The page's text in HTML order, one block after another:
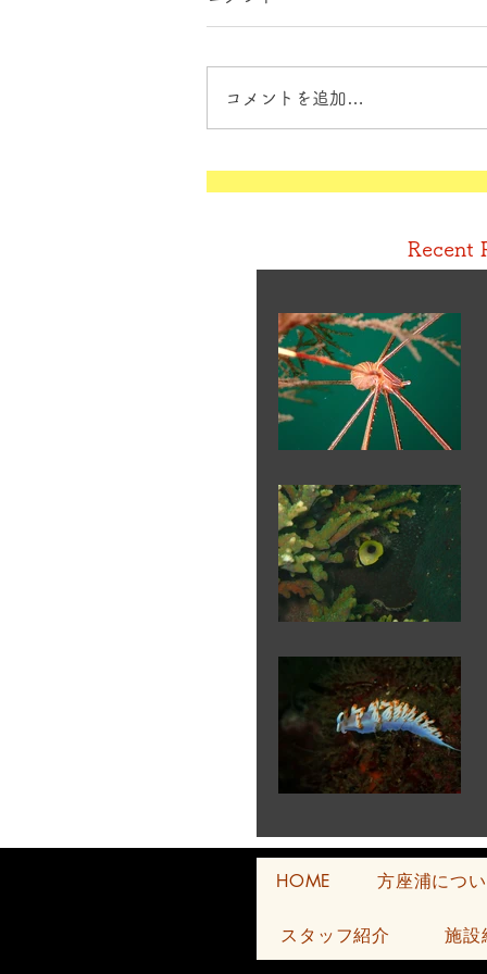
コメントを追加…
Recent
HOME 方座浦につ
スタッフ紹介 施設